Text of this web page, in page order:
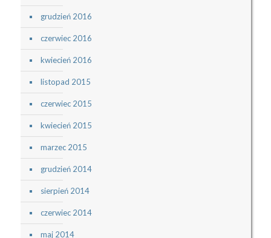
grudzień 2016
czerwiec 2016
kwiecień 2016
listopad 2015
czerwiec 2015
kwiecień 2015
marzec 2015
grudzień 2014
sierpień 2014
czerwiec 2014
maj 2014